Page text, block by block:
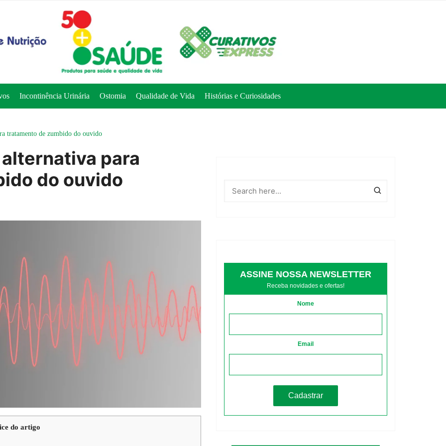
Incontinência Urinária Ostomia Qualidade de Vida Histórias e Curiosidades
tratamento de zumbido do ouvido
para
do ouvido
do artigo
ASSINE NOSSA NEWSLETTER
Receba novidades e ofertas!
Nome
Email